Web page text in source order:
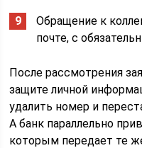
Обращение к
почте, с
После рассмотрения
защите личной
удалить номер и
А банк параллельно
которым передает те